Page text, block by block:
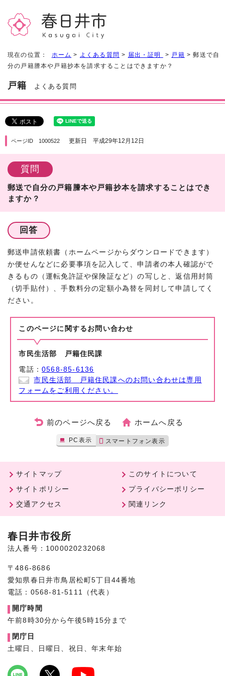
現在の位置： ホーム > よくある質問 > 届出・証明 > 戸籍 > 郵送で自
分の戸籍謄本や戸籍抄本を請求することはできますか？
戸籍 よくある質問
ページID 1000522 更新日 平成29年12月12日
質問
郵送で自分の戸籍謄本や戸籍抄本を請求することはでき
ますか？
回答
郵送申請依頼書（ホームページからダウンロードできます）
か便せんなどに必要事項を記入して、申請者の本人確認がで
きるもの（運転免許証や保険証など）の写しと、返信用封筒
（切手貼付）、手数料分の定額小為替を同封して申請してく
ださい。
このページに関する お問い合わせ
市民生活部 戸籍住民課
電話：0568-85-6136
市民生活部 戸籍住民課へのお問い合わせは専用
フォームをご利用ください。
前のページへ戻る ホームへ戻る
PC表示 スマートフォン表示
サイトマップ
このサイトについて
サイトポリシー
プライバシーポリシー
交通アクセス
関連リンク
春日井市役所
法人番号：1000020232068
〒486-8686
愛知県春日井市鳥居松町5丁目44番地
電話：0568-81-5111（代表）
開庁時間
午前8時30分から午後5時15分まで
閉庁日
土曜日、日曜日、祝日、年末年始